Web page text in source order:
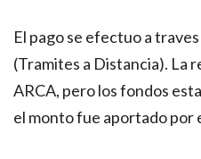
El pago se efectuo a
(Tramites a Distancia). La
ARCA, pero los fondos
el monto fue aportado por